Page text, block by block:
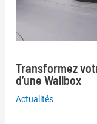
Transformez
d’une Wallbox
Actualités